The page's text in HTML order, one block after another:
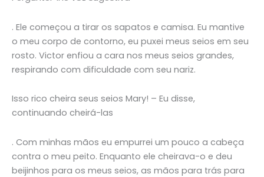
. Ele começou a tirar os sapatos e camisa. Eu mantive
o meu corpo de contorno, eu puxei meus seios em seu
rosto. Victor enfiou a cara nos meus seios grandes,
respirando com dificuldade com seu nariz.
Isso rico cheira seus seios Mary! – Eu disse,
continuando cheirá-las
. Com minhas mãos eu empurrei um pouco a cabeça
contra o meu peito. Enquanto ele cheirava-o e deu
beijinhos para os meus seios, as mãos para trás para